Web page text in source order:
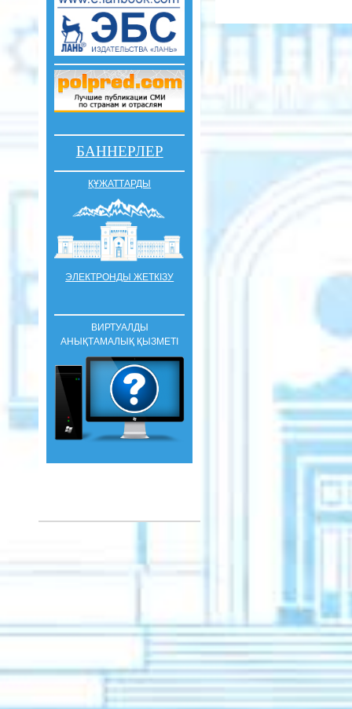
БАННЕРЛЕР
ҚҰЖАТТАРДЫ
ЭЛЕКТРОНДЫ ЖЕТКІЗУ
ВИРТУАЛДЫ
АНЫҚТАМАЛЫҚ ҚЫЗМЕТІ